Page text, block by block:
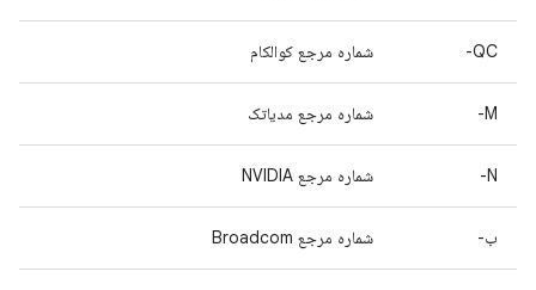
QC- شماره مرجع کوالکام
M- شماره مرجع مدیاتک
N- شماره مرجع NVIDIA
ب- شماره مرجع Broadcom